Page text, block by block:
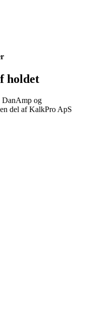
holdet
DanAmp og
del af KalkPro ApS